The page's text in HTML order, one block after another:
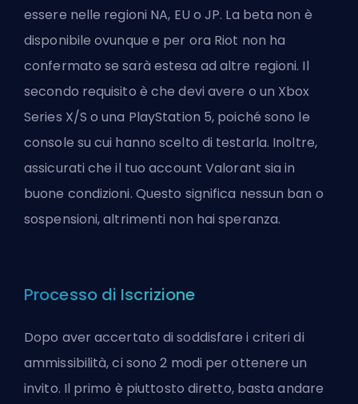
essere nelle regioni NA, EU o JP. La beta non è
disponibile ovunque e per ora Riot non ha
confermato se sarà estesa ad altre regioni. Il
secondo requisito è che devi avere o un Xbox
Series X/S o una PlayStation 5, poiché sono le
console su cui hanno scelto di testarla. Inoltre,
assicurati che il tuo account Valorant sia in
buone condizioni. Questo significa nessun ban o
sospensioni, altrimenti non hai speranza.
Processo di Iscrizione
Dopo aver accertato di soddisfare i criteri di
ammissibilità, ci sono 2 modi per ottenere un
invito. Il primo è piuttosto diretto, basta andare